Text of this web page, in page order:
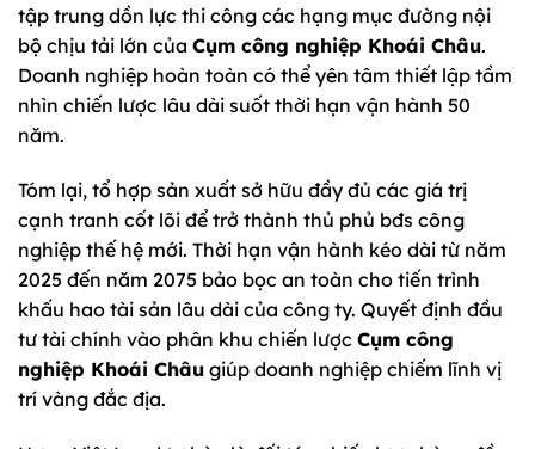
tập trung dồn lực thi công các hạng mục đường nội
bộ chịu tải lớn của Cụm công nghiệp Khoái Châu.
Doanh nghiệp hoàn toàn có thể yên tâm thiết lập tầm
nhìn chiến lược lâu dài suốt thời hạn vận hành 50
năm.
Tóm lại, tổ hợp sản xuất sở hữu đầy đủ các giá trị
cạnh tranh cốt lõi để trở thành thủ phủ bđs công
nghiệp thế hệ mới. Thời hạn vận hành kéo dài từ năm
2025 đến năm 2075 bảo bọc an toàn cho tiến trình
khấu hao tài sản lâu dài của công ty. Quyết định đầu
tư tài chính vào phân khu chiến lược Cụm công
nghiệp Khoái Châu giúp doanh nghiệp chiếm lĩnh vị
trí vàng đắc địa.